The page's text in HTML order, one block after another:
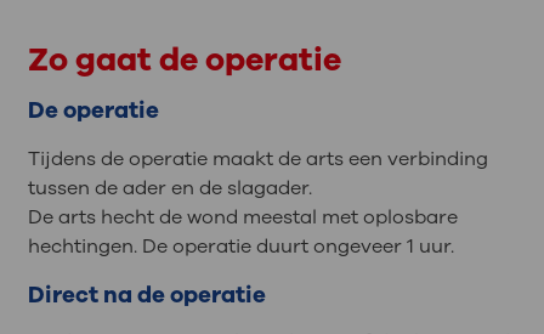
Zo gaat de operatie
De operatie
Tijdens de operatie maakt de arts een verbinding
tussen de ader en de slagader.
De arts hecht de wond meestal met oplosbare
hechtingen. De operatie duurt ongeveer 1 uur.
Direct na de operatie